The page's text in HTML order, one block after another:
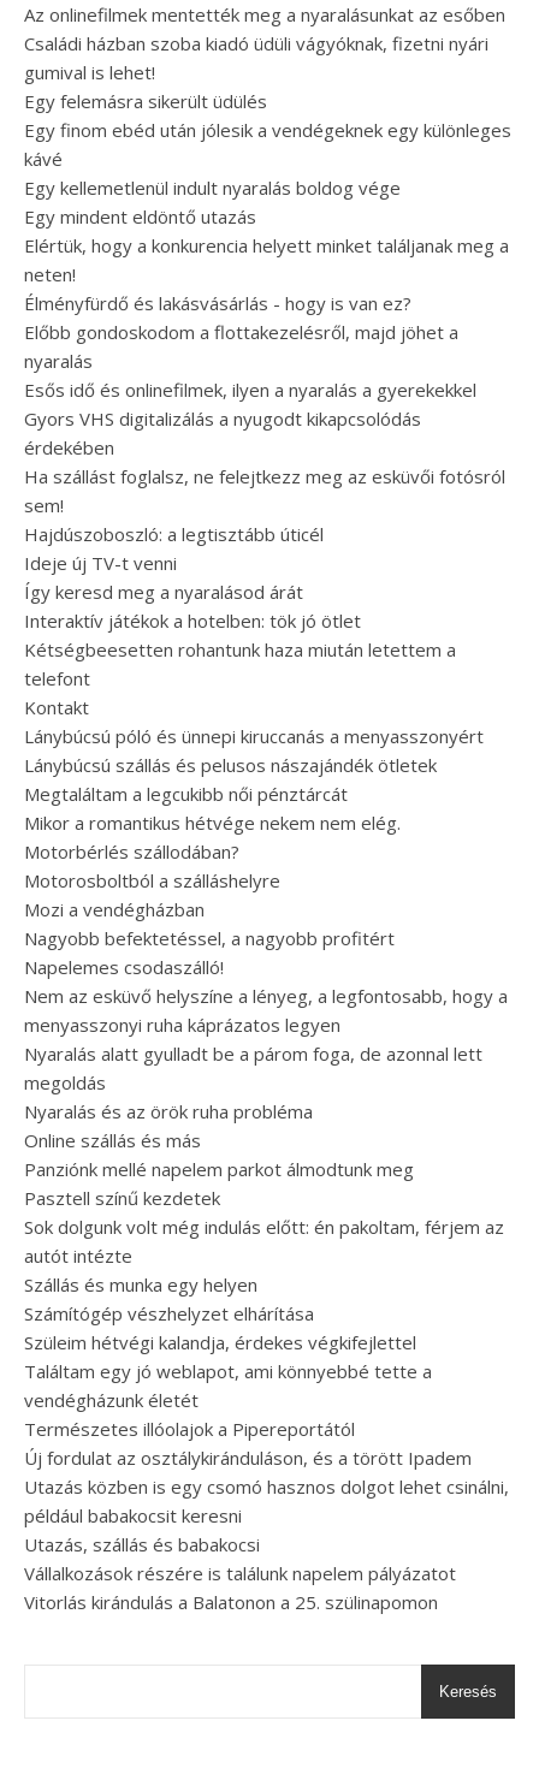
Az onlinefilmek mentették meg a nyaralásunkat az esőben
Családi házban szoba kiadó üdüli vágyóknak, fizetni nyári
gumival is lehet!
Egy felemásra sikerült üdülés
Egy finom ebéd után jólesik a vendégeknek egy különleges
kávé
Egy kellemetlenül indult nyaralás boldog vége
Egy mindent eldöntő utazás
Elértük, hogy a konkurencia helyett minket találjanak meg a
neten!
Élményfürdő és lakásvásárlás - hogy is van ez?
Előbb gondoskodom a flottakezelésről, majd jöhet a
nyaralás
Esős idő és onlinefilmek, ilyen a nyaralás a gyerekekkel
Gyors VHS digitalizálás a nyugodt kikapcsolódás
érdekében
Ha szállást foglalsz, ne felejtkezz meg az esküvői fotósról
sem!
Hajdúszoboszló: a legtisztább úticél
Ideje új TV-t venni
Így keresd meg a nyaralásod árát
Interaktív játékok a hotelben: tök jó ötlet
Kétségbeesetten rohantunk haza miután letettem a
telefont
Kontakt
Lánybúcsú póló és ünnepi kiruccanás a menyasszonyért
Lánybúcsú szállás és pelusos nászajándék ötletek
Megtaláltam a legcukibb női pénztárcát
Mikor a romantikus hétvége nekem nem elég.
Motorbérlés szállodában?
Motorosboltból a szálláshelyre
Mozi a vendégházban
Nagyobb befektetéssel, a nagyobb profitért
Napelemes csodaszálló!
Nem az esküvő helyszíne a lényeg, a legfontosabb, hogy a
menyasszonyi ruha káprázatos legyen
Nyaralás alatt gyulladt be a párom foga, de azonnal lett
megoldás
Nyaralás és az örök ruha probléma
Online szállás és más
Panziónk mellé napelem parkot álmodtunk meg
Pasztell színű kezdetek
Sok dolgunk volt még indulás előtt: én pakoltam, férjem az
autót intézte
Szállás és munka egy helyen
Számítógép vészhelyzet elhárítása
Szüleim hétvégi kalandja, érdekes végkifejlettel
Találtam egy jó weblapot, ami könnyebbé tette a
vendégházunk életét
Természetes illóolajok a Pipereportától
Új fordulat az osztálykiránduláson, és a törött Ipadem
Utazás közben is egy csomó hasznos dolgot lehet csinálni,
például babakocsit keresni
Utazás, szállás és babakocsi
Vállalkozások részére is találunk napelem pályázatot
Vitorlás kirándulás a Balatonon a 25. szülinapomon
Keresés